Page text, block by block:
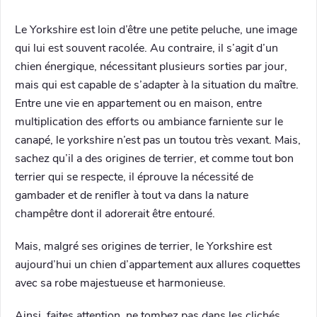
Le Yorkshire est loin d’être une petite peluche, une image
qui lui est souvent racolée. Au contraire, il s’agit d’un
chien énergique, nécessitant plusieurs sorties par jour,
mais qui est capable de s’adapter à la situation du maître.
Entre une vie en appartement ou en maison, entre
multiplication des efforts ou ambiance farniente sur le
canapé, le yorkshire n’est pas un toutou très vexant. Mais,
sachez qu’il a des origines de terrier, et comme tout bon
terrier qui se respecte, il éprouve la nécessité de
gambader et de renifler à tout va dans la nature
champêtre dont il adorerait être entouré.
Mais, malgré ses origines de terrier, le Yorkshire est
aujourd’hui un chien d’appartement aux allures coquettes
avec sa robe majestueuse et harmonieuse.